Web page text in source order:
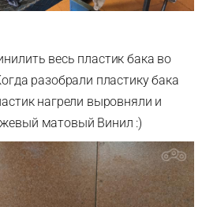
весь пластик бака во
разобрали пластику бака
нагрели выровняли и
матовый Винил :)